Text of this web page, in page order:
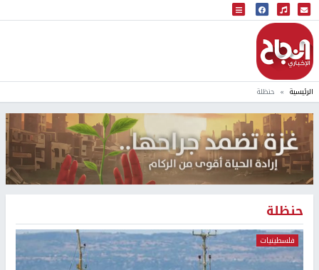
البث المباشر
إذاعة النجاح
الرئيسية حنظلة
حنظلة
فلسطينيات